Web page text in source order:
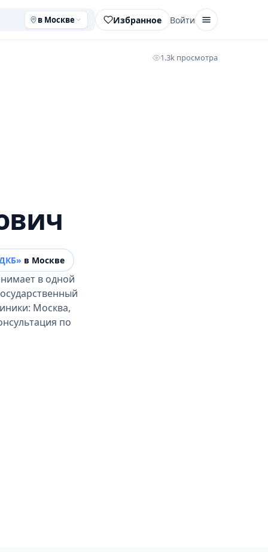
в Москве Избранное Войти
1.3k просмотра
в Москве
в одной
Москва,
по